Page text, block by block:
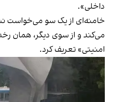
داخلی».
خامنه‌ای از یک سو می‌خواست
می‌کند و از سوی دیگر، همان
امنیتی» تعریف کرد.